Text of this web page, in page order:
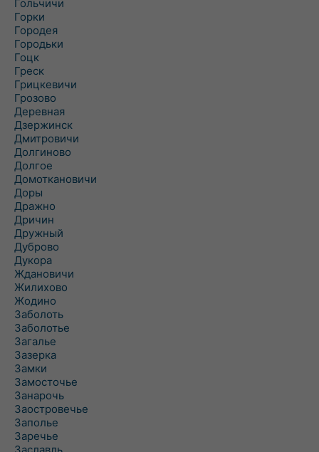
Гольчичи
Горки
Городея
Городьки
Гоцк
Греск
Грицкевичи
Грозово
Деревная
Дзержинск
Дмитровичи
Долгиново
Долгое
Домоткановичи
Доры
Дражно
Дричин
Дружный
Дуброво
Дукора
Ждановичи
Жилихово
Жодино
Заболоть
Заболотье
Загалье
Зазерка
Замки
Замосточье
Занарочь
Заостровечье
Заполье
Заречье